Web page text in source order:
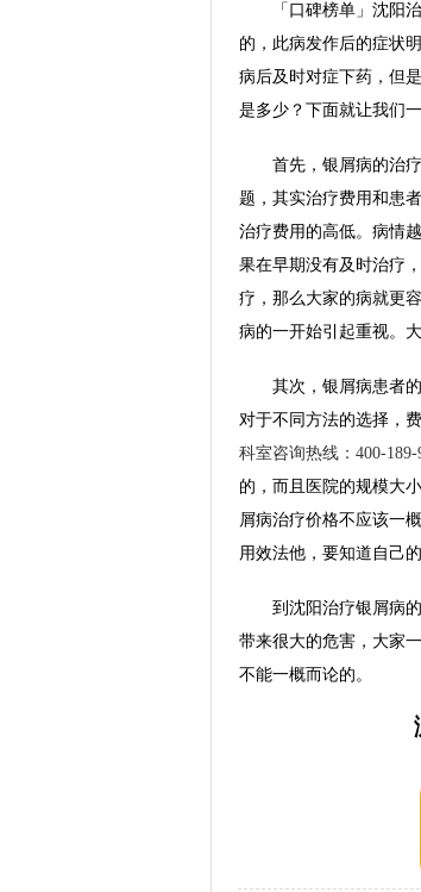
「口碑榜单」沈阳治
的，此病发作后的症状
病后及时对症下药，但
是多少？下面就让我们一
首先，银屑病的治疗
题，其实治疗费用和患
治疗费用的高低。病情
果在早期没有及时治疗
疗，那么大家的病就更
病的一开始引起重视。
其次，银屑病患者的
对于不同方法的选择，
科室咨询热线：400-189-
的，而且医院的规模大
屑病治疗价格不应该一
用效法他，要知道自己
到沈阳治疗银屑病的
带来很大的危害，大家
不能一概而论的。